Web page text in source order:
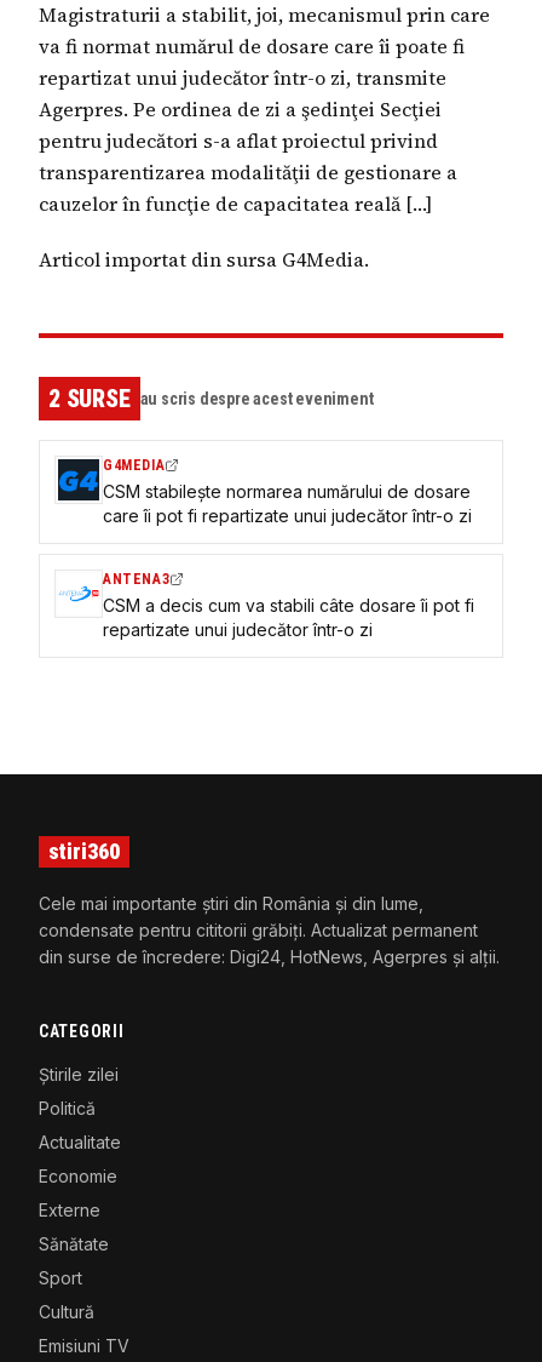
Magistraturii a stabilit, joi, mecanismul prin care
va fi normat numărul de dosare care îi poate fi
repartizat unui judecător într-o zi, transmite
Agerpres. Pe ordinea de zi a şedinţei Secţiei
pentru judecători s-a aflat proiectul privind
transparentizarea modalităţii de gestionare a
cauzelor în funcţie de capacitatea reală […]
Articol importat din sursa G4Media.
2SURSE au scris despre acest eveniment
G4MEDIA
CSM stabileşte normarea numărului de dosare
care îi pot fi repartizate unui judecător într-o zi
ANTENA3
CSM a decis cum va stabili câte dosare îi pot fi
repartizate unui judecător într-o zi
stiri360
Cele mai importante știri din România și din lume,
condensate pentru cititorii grăbiți. Actualizat permanent
din surse de încredere: Digi24, HotNews, Agerpres și alții.
CATEGORII
Știrile zilei
Politică
Actualitate
Economie
Externe
Sănătate
Sport
Cultură
Emisiuni TV